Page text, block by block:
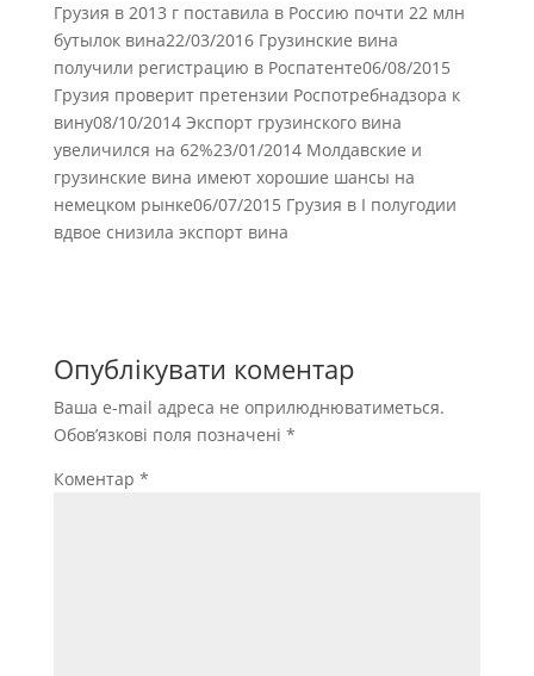
Грузия в 2013 г поставила в Россию почти 22 млн
бутылок вина22/03/2016 Грузинские вина
получили регистрацию в Роспатенте06/08/2015
Грузия проверит претензии Роспотребнадзора к
вину08/10/2014 Экспорт грузинского вина
увеличился на 62%23/01/2014 Молдавские и
грузинские вина имеют хорошие шансы на
немецком рынке06/07/2015 Грузия в I полугодии
вдвое снизила экспорт вина
Опублікувати коментар
Ваша e-mail адреса не оприлюднюватиметься.
Обов’язкові поля позначені *
Коментар *